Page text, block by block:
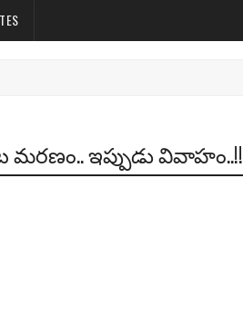
మరణం.. ఇప్పుడు వివాహం..!!